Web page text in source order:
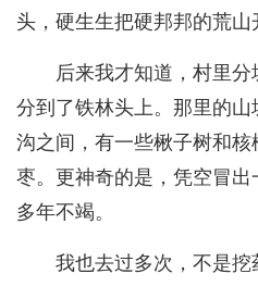
头，硬生生把硬邦邦的荒山
后来我才知道，村里
分到了铁林头上。那里的
沟之间，有一些楸子树和
枣。更神奇的是，凭空冒出
多年不竭。
我也去过多次，不是